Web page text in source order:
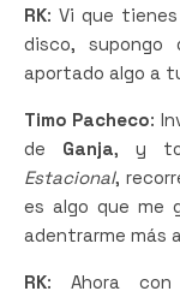
RK: Vi que
disco,
aportado algo a
Timo Pacheco:
de Ganja, y
Estacional,
es algo que me
adentrarme más
RK: Ahora